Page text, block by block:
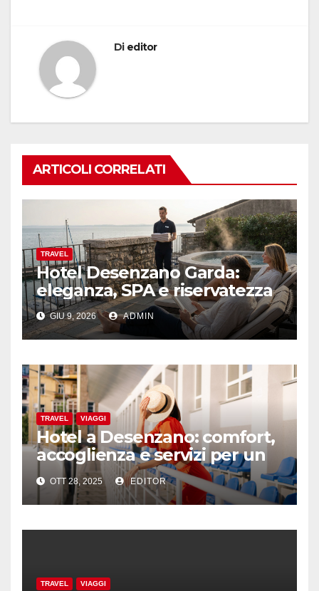
Di editor
ARTICOLI CORRELATI
TRAVEL
Hotel Desenzano Garda:
eleganza, SPA e riservatezza
GIU 9, 2026 ADMIN
TRAVEL VIAGGI
Hotel a Desenzano: comfort,
accoglienza e servizi per un
soggiorno perfetto sul Garda
OTT 28, 2025 EDITOR
TRAVEL VIAGGI